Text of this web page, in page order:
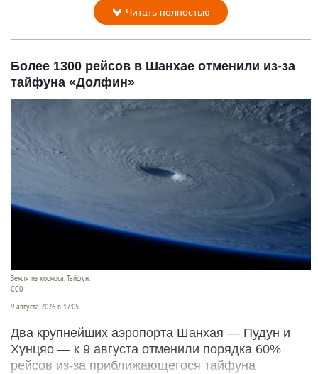
Читать полностью
Более 1300 рейсов в Шанхае отменили из-за
тайфуна «Долфин»
Земля из космоса. Тайфун.
СС0
9 августа 2026 в 17:05
Два крупнейших аэропорта Шанхая — Пудун и
Хунцяо — к 9 августа отменили порядка 60%
рейсов из-за приближающегося тайфуна